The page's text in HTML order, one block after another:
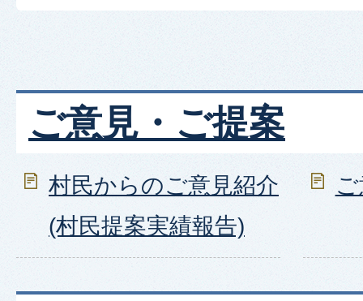
ご意見・ご提案
村民からのご意見紹介
(村民提案実績報告)